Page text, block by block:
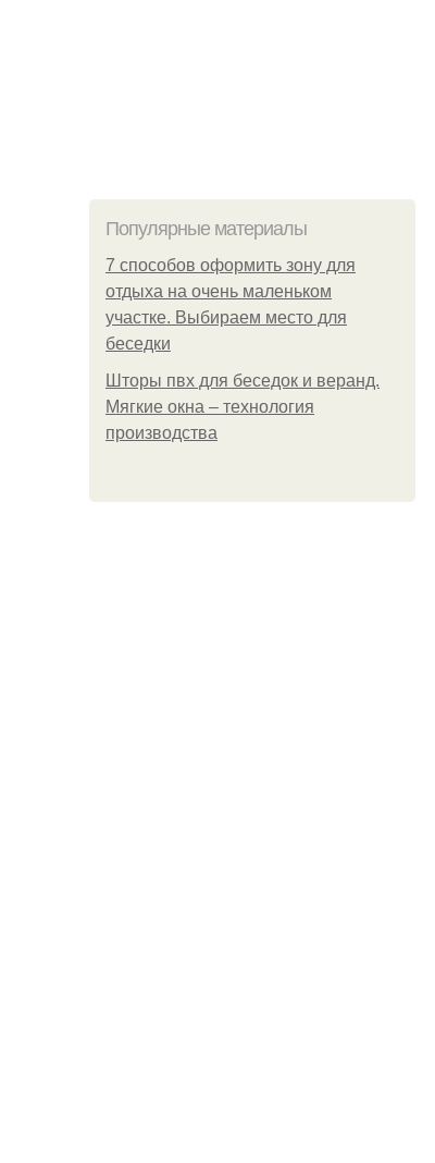
Популярные материалы
7 способов оформить зону для
отдыха на очень маленьком
участке. Выбираем место для
беседки
Шторы пвх для беседок и веранд.
Мягкие окна – технология
производства